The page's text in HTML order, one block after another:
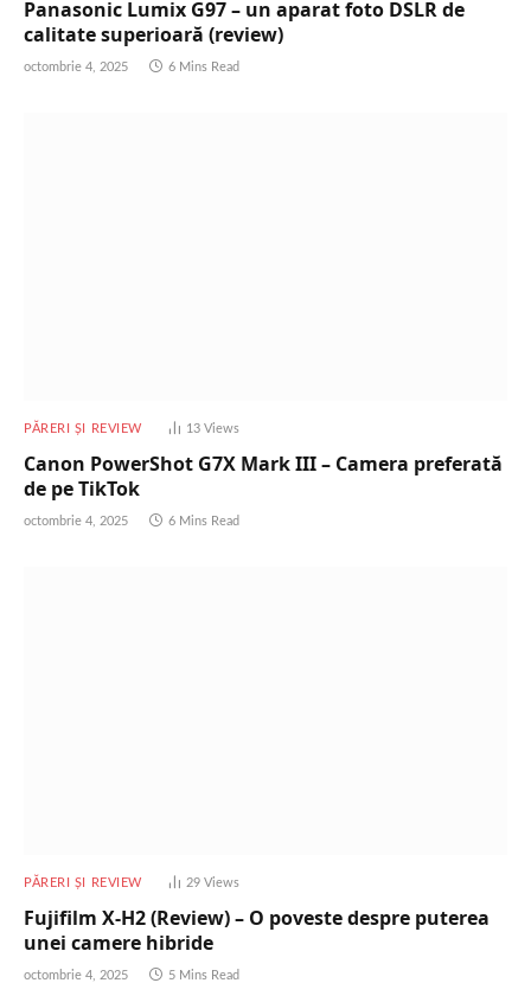
Panasonic Lumix G97 – un aparat foto DSLR de
calitate superioară (review)
octombrie 4, 2025 6 Mins Read
PĂRERI ȘI REVIEW 13 Views
Canon PowerShot G7X Mark III – Camera preferată
de pe TikTok
octombrie 4, 2025 6 Mins Read
PĂRERI ȘI REVIEW 29 Views
Fujifilm X-H2 (Review) – O poveste despre puterea
unei camere hibride
octombrie 4, 2025 5 Mins Read